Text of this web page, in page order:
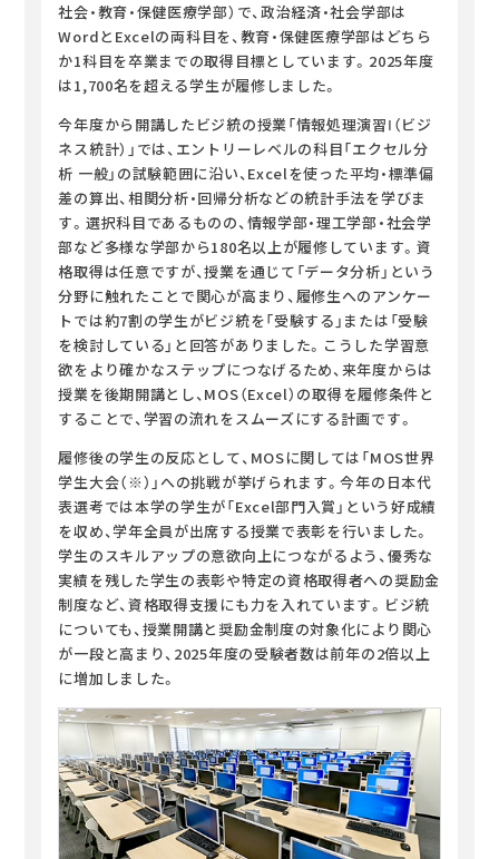
社会・教育・保健医療学部）で、政治経済・社会学部は
WordとExcelの両科目を、教育・保健医療学部はどちら
か1科目を卒業までの取得目標としています。2025年度
は1,700名を超える学生が履修しました。
今年度から開講したビジ統の授業「情報処理演習Ⅰ（ビジ
ネス統計）」では、エントリーレベルの科目「エクセル分
析 一般」の試験範囲に沿い、Excelを使った平均・標準偏
差の算出、相関分析・回帰分析などの統計手法を学びま
す。選択科目であるものの、情報学部・理工学部・社会学
部など多様な学部から180名以上が履修しています。資
格取得は任意ですが、授業を通じて「データ分析」という
分野に触れたことで関心が高まり、履修生へのアンケー
トでは約7割の学生がビジ統を「受験する」または「受験
を検討している」と回答がありました。こうした学習意
欲をより確かなステップにつなげるため、来年度からは
授業を後期開講とし、MOS（Excel）の取得を履修条件と
することで、学習の流れをスムーズにする計画です。
履修後の学生の反応として、MOSに関しては「MOS世界
学生大会（※）」への挑戦が挙げられます。今年の日本代
表選考では本学の学生が「Excel部門入賞」という好成績
を収め、学年全員が出席する授業で表彰を行いました。
学生のスキルアップの意欲向上につながるよう、優秀な
実績を残した学生の表彰や特定の資格取得者への奨励金
制度など、資格取得支援にも力を入れています。ビジ統
についても、授業開講と奨励金制度の対象化により関心
が一段と高まり、2025年度の受験者数は前年の2倍以上
に増加しました。